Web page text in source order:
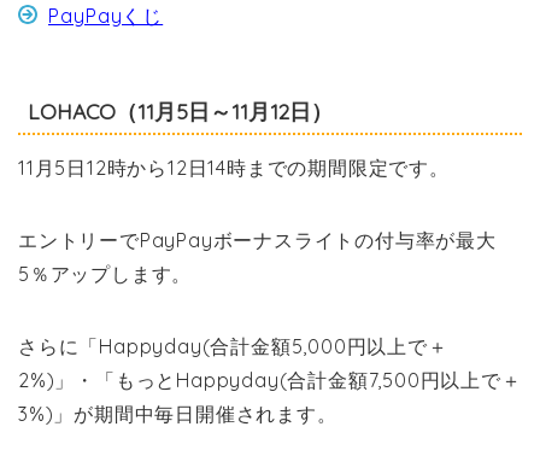
PayPayくじ
LOHACO（11月5日～11月12日）
11月5日12時から12日14時までの期間限定です。
エントリーでPayPayボーナスライトの付与率が最大
5％アップします。
さらに「Happyday(合計金額5,000円以上で＋
2%)」・「もっとHappyday(合計金額7,500円以上で＋
3%)」が期間中毎日開催されます。